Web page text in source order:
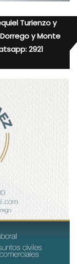
Turienzo y
y Monte
2921